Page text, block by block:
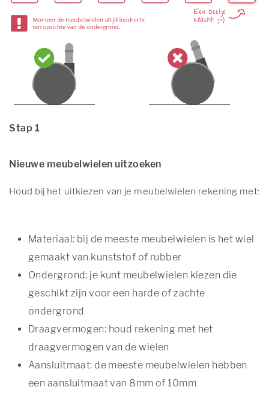
Stap 1
Nieuwe meubelwielen uitzoeken
Houd bij het uitkiezen van je meubelwielen rekening met:
Materiaal: bij de meeste meubelwielen is het wiel
gemaakt van kunststof of rubber
Ondergrond: je kunt meubelwielen kiezen die
geschikt zijn voor een harde of zachte
ondergrond
Draagvermogen: houd rekening met het
draagvermogen van de wielen
Aansluitmaat: de meeste meubelwielen hebben
een aansluitmaat van 8mm of 10mm